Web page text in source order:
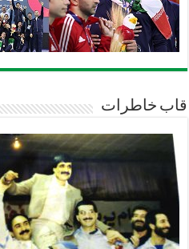
قاب خاطرات